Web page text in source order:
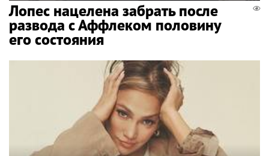
Лопес нацелена забрать после
развода с Аффлеком половину
его состояния